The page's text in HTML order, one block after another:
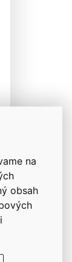
na
obsah